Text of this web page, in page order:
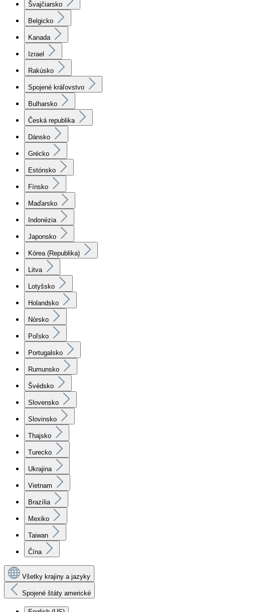
Švajčiarsko
Belgicko
Kanada
Izrael
Rakúsko
Spojené kráľovstvo
Bulharsko
Česká republika
Dánsko
Grécko
Estónsko
Fínsko
Maďarsko
Indonézia
Japonsko
Kórea (Republika)
Litva
Lotyšsko
Holandsko
Nórsko
Poľsko
Portugalsko
Rumunsko
Švédsko
Slovensko
Slovinsko
Thajsko
Turecko
Ukrajina
Vietnam
Brazília
Mexiko
Taiwan
Čína
Všetky krajiny a jazyky
Spojené štáty americké